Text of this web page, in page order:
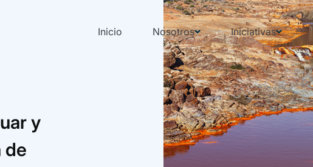
Inicio Nosotros Iniciativas
y
de